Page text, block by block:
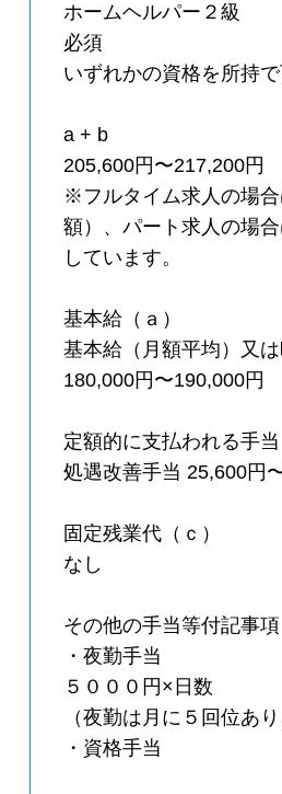
ホームヘルパー２級
必須
いずれかの資格を所持
a + b
205,600円〜217,200円
※フルタイム求人の場
額）、パート求人の場
しています。
基本給（ａ）
基本給（月額平均）又
180,000円〜190,000円
定額的に支払われる手当
処遇改善手当 25,600円
固定残業代（ｃ）
なし
その他の手当等付記事項
・夜勤手当
５０００円×日数
（夜勤は月に５回位あり
・資格手当